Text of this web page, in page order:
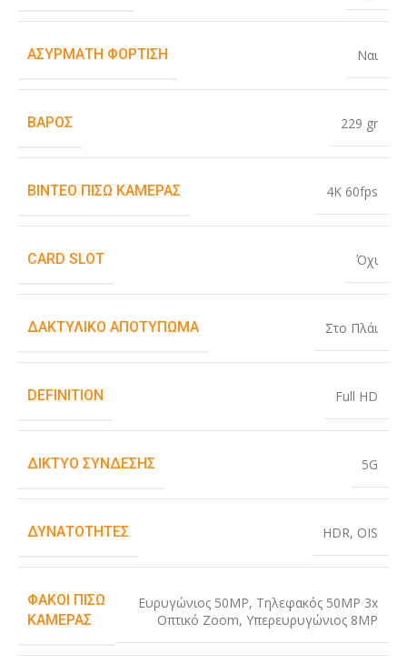
ΑΣΎΡΜΑΤΗ ΦΌΡΤΙΣΗ Ναι
ΒΆΡΟΣ 229 gr
ΒΊΝΤΕΟ ΠΊΣΩ ΚΆΜΕΡΑΣ 4K 60fps
CARD SLOT Όχι
ΔΑΚΤΥΛΙΚΌ ΑΠΟΤΎΠΩΜΑ Στο Πλάι
DEFINITION Full HD
ΔΊΚΤΥΟ ΣΎΝΔΕΣΗΣ 5G
ΔΥΝΑΤΌΤΗΤΕΣ HDR, OIS
ΦΑΚΟΊ ΠΊΣΩ
ΚΆΜΕΡΑΣ
Ευρυγώνιος 50MP, Τηλεφακός 50MP 3x
Οπτικό Zoom, Υπερευρυγώνιος 8MP